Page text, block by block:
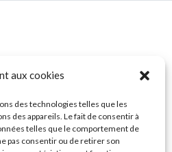
aux cookies
des technologies telles que les
des appareils. Le fait de consentir à
telles que le comportement de
pas consentir ou de retirer son